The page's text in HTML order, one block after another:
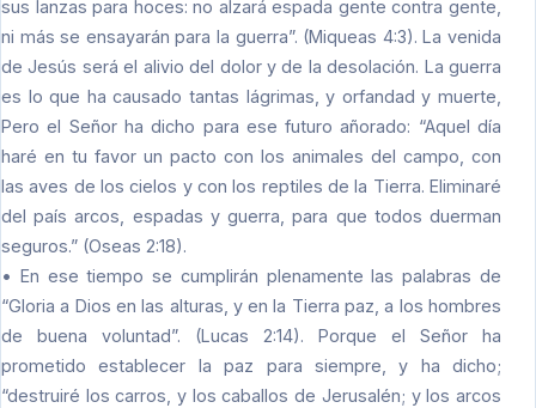
sus lanzas para hoces: no alzará espada gente contra gente,
ni más se ensayarán para la guerra”. (Miqueas 4:3). La venida
de Jesús será el alivio del dolor y de la desolación. La guerra
es lo que ha causado tantas lágrimas, y orfandad y muerte,
Pero el Señor ha dicho para ese futuro añorado: “Aquel día
haré en tu favor un pacto con los animales del campo, con
las aves de los cielos y con los reptiles de la Tierra. Eliminaré
del país arcos, espadas y guerra, para que todos duerman
seguros.” (Oseas 2:18).
• En ese tiempo se cumplirán plenamente las palabras de
“Gloria a Dios en las alturas, y en la Tierra paz, a los hombres
de buena voluntad”. (Lucas 2:14). Porque el Señor ha
prometido establecer la paz para siempre, y ha dicho;
“destruiré los carros, y los caballos de Jerusalén; y los arcos